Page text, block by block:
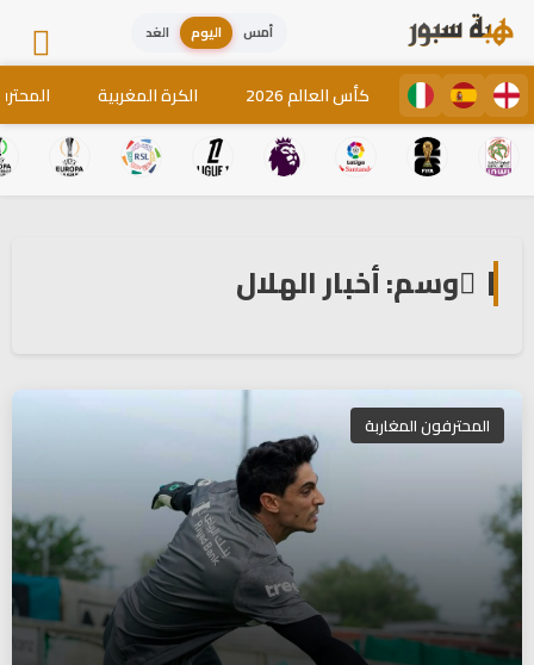
أمس اليوم الغد
كأس العالم 2026 الكرة المغربية
وسم: أخبار الهلال
المحترفون المغاربة